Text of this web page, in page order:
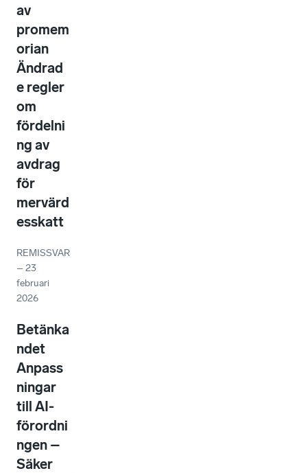
av
promem
orian
Ändrad
e regler
om
fördelni
ng av
avdrag
för
mervärd
esskatt
REMISSVAR
–23
februari
2026
Betänka
ndet
Anpass
ningar
till AI-
förordni
ngen –
Säker